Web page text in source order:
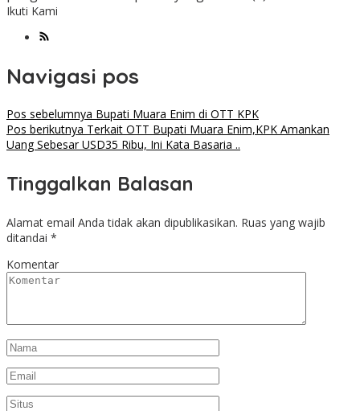
Ikuti Kami
Navigasi pos
Pos sebelumnya Bupati Muara Enim di OTT KPK
Pos berikutnya Terkait OTT Bupati Muara Enim,KPK Amankan
Uang Sebesar USD35 Ribu, Ini Kata Basaria ..
Tinggalkan Balasan
Alamat email Anda tidak akan dipublikasikan. Ruas yang wajib
ditandai *
Komentar